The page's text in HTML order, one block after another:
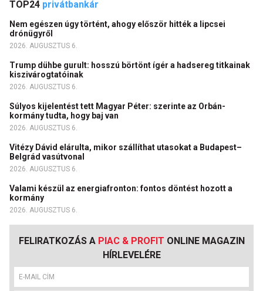
TOP24 privátbankár
Nem egészen úgy történt, ahogy először hitték a lipcsei
drónügyről
2026. AUGUSZTUS 6.
Trump dühbe gurult: hosszú börtönt ígér a hadsereg titkainak
kiszivárogtatóinak
2026. AUGUSZTUS 6.
Súlyos kijelentést tett Magyar Péter: szerinte az Orbán-
kormány tudta, hogy baj van
2026. AUGUSZTUS 6.
Vitézy Dávid elárulta, mikor szállíthat utasokat a Budapest–
Belgrád vasútvonal
2026. AUGUSZTUS 6.
Valami készül az energiafronton: fontos döntést hozott a
kormány
2026. AUGUSZTUS 6.
FELIRATKOZÁS A PIAC & PROFIT ONLINE MAGAZIN
HÍRLEVELÉRE